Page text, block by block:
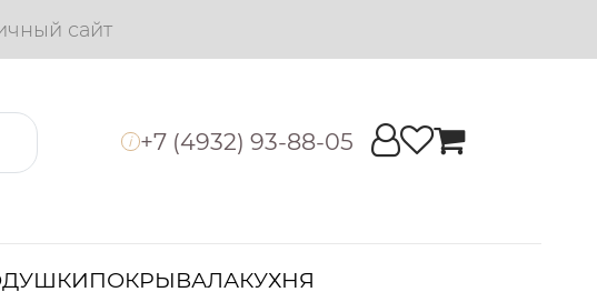
сайт
i +7 (4932) 93-88-05
ПОКРЫВАЛАКУХНЯ